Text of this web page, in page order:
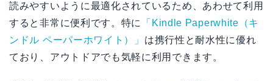
読みやすいように最適化されているため、あわせて利用
すると非常に便利です。特に
「Kindle Paperwhite（キ
ンドル ペーパーホワイト）」 は携行性と耐水性に優れ
ており、アウトドアでも気軽に利用できます。